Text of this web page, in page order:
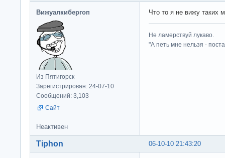
Вижуалкибергоп
Из Пятигорск
Зарегистрирован: 24-07-10
Сообщений: 3,103
Сайт
Что то я не вижу таких
Не ламерствуй лукаво.
"А петь мне нельзя -
Неактивен
06-10-10 21:43:20
Tiphon